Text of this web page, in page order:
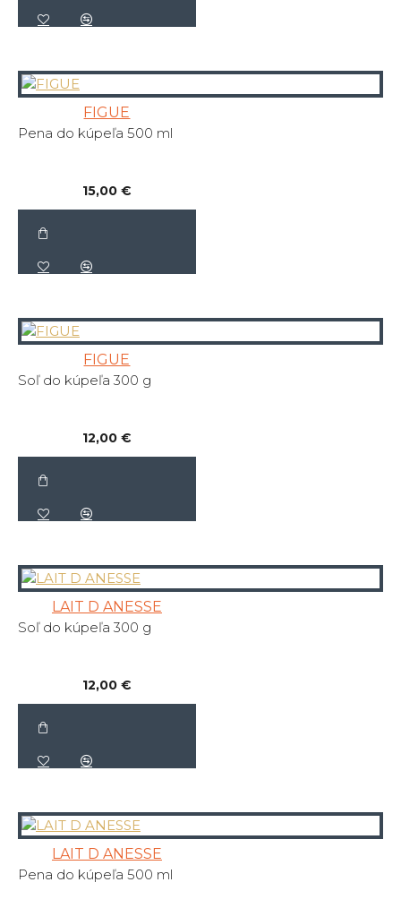
FIGUE
Pena do kúpeľa 500 ml
15,00 €
FIGUE
Soľ do kúpeľa 300 g
12,00 €
LAIT D ANESSE
Soľ do kúpeľa 300 g
12,00 €
LAIT D ANESSE
Pena do kúpeľa 500 ml